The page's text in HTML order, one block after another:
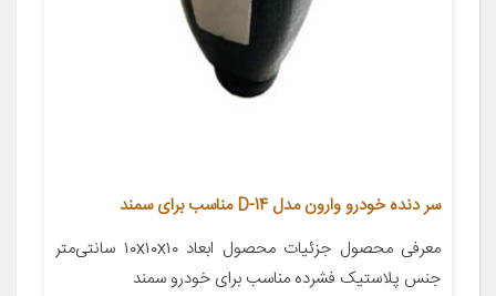
سر دنده خودرو وارون مدل D-14 مناسب برای سمند
معرفی محصول جزئیات محصول ابعاد ۱۰x۱۰x۱۰ سانتی‌متر
جنس پلاستیک فشرده مناسب برای خودرو سمند